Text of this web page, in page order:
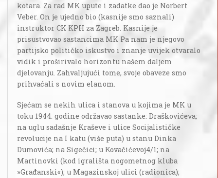
kotara. Za rad MK upute i zadatke dao je Norbert
Veber. On je ujedno bio (kasnije smo saznali)
instruktor CK KPH za Zagreb. Kasnije je
prisustvovao sastancima MK Pa nam je njegovo
partijsko političko iskustvo i znanje uvijek otvaralo
vidik i proširivalo horizontu našem daljem
djelovanju. Zahvaljujući tome, svoje obaveze smo
prihvaćali s novim elanom.
Sjećam se nekih ulica i stanova u kojima je MK u
toku 1944. godine održavao sastanke: Draškovićeva;
na uglu sadašnje Kraševe i ulice Socijalističke
revolucije na I katu (više puta) u stanu Dinka
Dumovića; na Sigečici; u Kovačićevoj4/1; na
Martinovki (kod igrališta nogometnog kluba
»Građanski«); u Magazinskoj ulici (radionica);